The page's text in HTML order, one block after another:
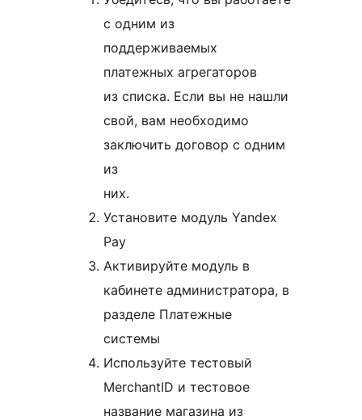
с одним из
поддерживаемых
платежных агрегаторов
из списка. Если вы не нашли
свой, вам необходимо
заключить договор с одним
из
них.
Установите модуль Yandex
Pay
Активируйте модуль в
кабинете администратора, в
разделе Платежные
системы
Используйте тестовый
MerchantID и тестовое
название магазина из